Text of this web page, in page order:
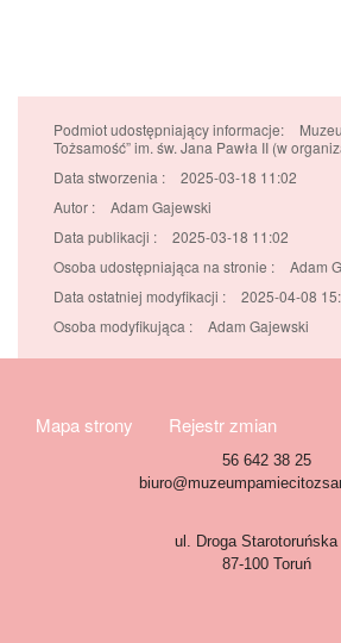
Podmiot udostępniający informacje:
Tożsamość” im. św. Jana Pawła II (w
Data stworzenia :
2025-03-18 11:02
Autor :
Adam Gajewski
Data publikacji :
2025-03-18 11:02
Osoba udostępniająca na stronie :
Adam
Data ostatniej modyfikacji :
2025-04-08
Osoba modyfikująca :
Adam Gajewski
Mapa strony Rejestr zmian
56 642 38 25
ul. Droga Starotoruńska
87-100 Toruń